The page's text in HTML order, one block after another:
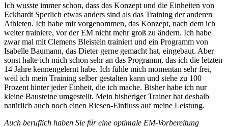
Ich wusste immer schon, dass das Konzept und die Einheiten von
Eckhardt Sperlich etwas anders sind als das Training der anderen
Athleten. Ich habe mir vorgenommen, das Konzept, nach dem ich
weiter trainiere, vor der EM nicht mehr groß zu ändern. Ich habe
zwar mal mit Clemens Bleistein trainiert und ein Programm von
Isabelle Baumann, das Dieter gerne gemacht hat, eingebaut. Aber
sonst halte ich mich schon sehr an das Programm, das ich die letzten
14 Jahre kennengelernt habe. Ich fühle mich momentan sehr frei,
weil ich mein Training selber gestalten kann und stehe zu 100
Prozent hinter jeder Einheit, die ich mache. Bisher habe ich nur
kleine Bausteine umgestellt. Mein bisheriger Trainer hat deshalb
natürlich auch noch einen Riesen-Einfluss auf meine Leistung.
Auch beruflich haben Sie für eine optimale EM-Vorbereitung